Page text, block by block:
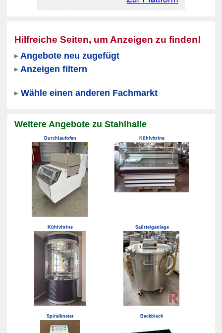
Hilfreiche Seiten, um Anzeigen zu finden!
Angebote neu zugefügt
Anzeigen filtern
Wähle einen anderen Fachmarkt
Weitere Angebote zu Stahlhalle
Durchlaufofen Kühlvitrine
Kühlvitrine Saürteiganlage
Spiralkneter Backblech